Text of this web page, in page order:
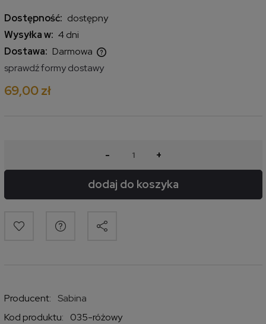
Dostępność: dostępny
Wysyłka w: 4 dni
Dostawa: Darmowa
Cena nie zawiera ewentualnych kosztów płatności
sprawdź formy dostawy
69,00 zł
- +
dodaj do koszyka
Producent:
Sabina
Kod produktu:
035-różowy